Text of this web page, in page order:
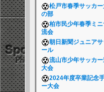
松戸市春季サッカ
の部
柏市民少年春季ミ
流会
朝日新聞ジュニア
ール
流山市少年サッカ
大会
2024年度卒業記念
ー大会